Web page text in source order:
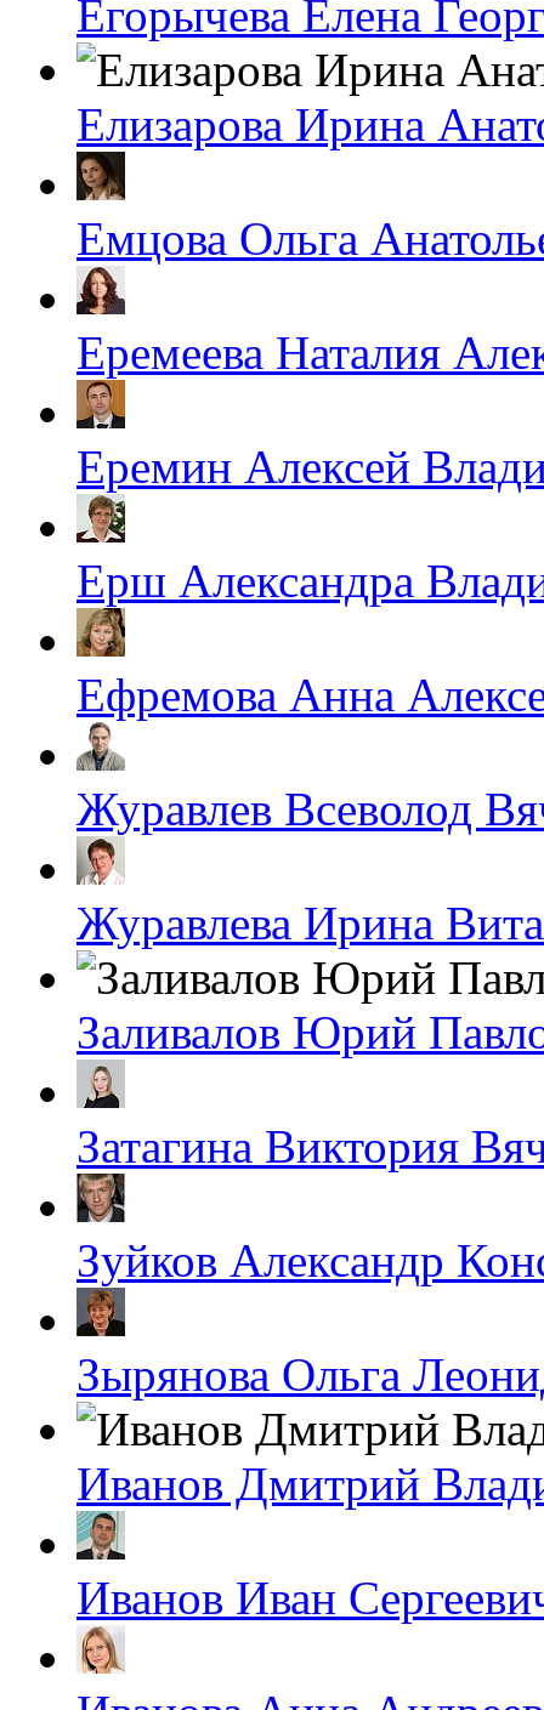
Егорычева Елена
Елизарова Ирина
Емцова Ольга
Еремеева Наталия
Еремин Алексей
Ерш Александра
Ефремова Анна
Журавлев Всеволод
Журавлева Ирина
Заливалов Юрий
Затагина Виктория
Зуйков Александр
Зырянова Ольга
Иванов Дмитрий
Иванов Иван